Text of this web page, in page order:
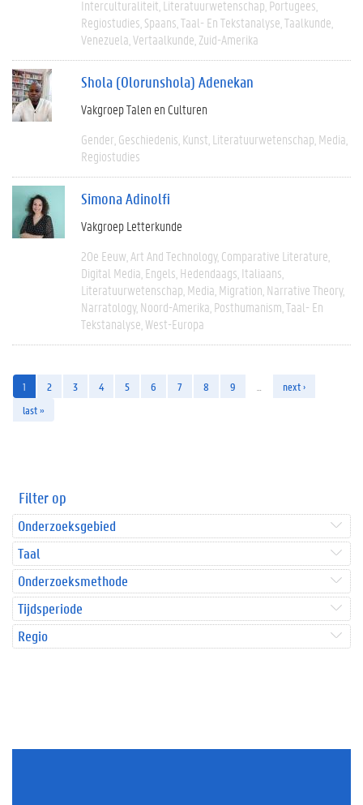
Interculturaliteit Literatuurwetenschap Portugees
Regiostudies Spaans Taal- En Tekstanalyse Taalkunde
Venezuela Vertaalkunde Zuid-Amerika
Shola (Olorunshola) Adenekan
Vakgroep Talen en Culturen
Gender Geschiedenis Kunst Literatuurwetenschap Media
Regiostudies
Simona Adinolfi
Vakgroep Letterkunde
20e Eeuw Art And Technology Comparative Literature
Digital Media Engels Hedendaags Italiaans
Literatuurwetenschap Media Migration Narrative Theory
Narratology Noord-Amerika Posthumanism Taal- En
Tekstanalyse West-Europa
1 2 3 4 5 6 7 8 9
next ›
last »
Filter op
Onderzoeksgebied
Taal
Onderzoeksmethode
Tijdsperiode
Regio